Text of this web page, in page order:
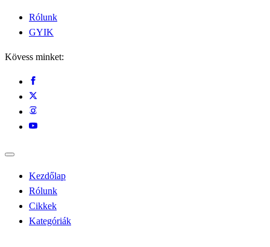
Rólunk
GYIK
Kövess minket:
Kezdőlap
Rólunk
Cikkek
Kategóriák